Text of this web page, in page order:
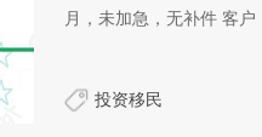
月，未加急，无补件 客
主持多项省级和国家级社
投资移民